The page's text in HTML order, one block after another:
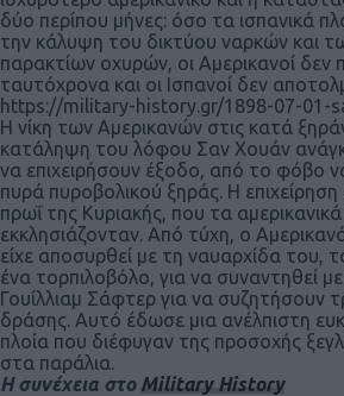
δύο περίπου μήνες: όσο τα ισπανικά
την κάλυψη του δικτύου ναρκών και
παρακτίων οχυρών, οι Αμερικανοί δεν
ταυτόχρονα και οι Ισπανοί δεν
https://military-history.gr/1898-07-01-
Η νίκη των Αμερικανών στις κατά
κατάληψη του λόφου Σαν Χουάν
να επιχειρήσουν έξοδο, από το φόβο
πυρά πυροβολικού ξηράς. Η
πρωΐ της Κυριακής, που τα
εκκλησιάζονταν. Από τύχη, ο
είχε αποσυρθεί με τη ναυαρχίδα του,
ένα τορπιλοβόλο, για να συναντηθεί
Γουίλλιαμ Σάφτερ για να συζητήσουν
δράσης. Αυτό έδωσε μια ανέλπιστη
πλοία που διέφυγαν της προσοχής
στα παράλια.
Η συνέχεια στο Military History